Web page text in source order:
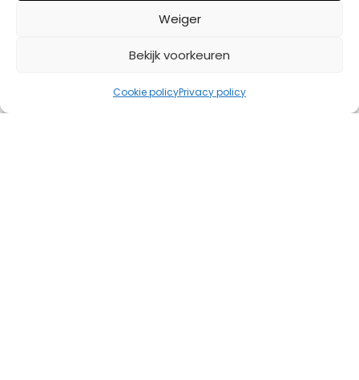
Weiger
Bekijk voorkeuren
Cookie policyPrivacy policy